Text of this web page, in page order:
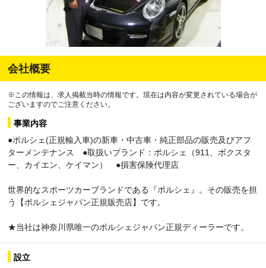
会社概要
※この情報は、求人掲載当時の情報です。現在は内容が変更されている場合が
ございますのでご注意ください。
事業内容
●ポルシェ(正規輸入車)の新車・中古車・純正部品の販売及びアフ
ターメンテナンス ●取扱いブランド：ポルシェ（911、ボクスタ
ー、カイエン、ケイマン） ●損害保険代理店
世界的なスポーツカーブランドである『ポルシェ』。その販売を担
う【ポルシェジャパン正規販売店】です。
★当社は神奈川県唯一のポルシェジャパン正規ディーラーです。
設立